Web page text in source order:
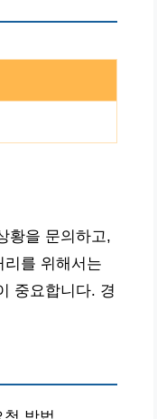
황을 문의하고,
를 위해서는
중요합니다. 경